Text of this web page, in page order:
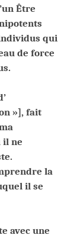
Être
qui
de force
»], fait
il ne
la
il se
avec une